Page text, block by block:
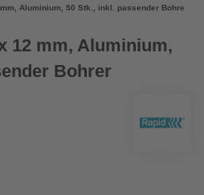
Aluminium, 50 Stk., inkl. passender Bohrer
12 mm, Aluminium,
Bohrer